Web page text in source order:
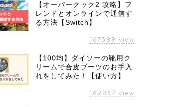
【オーバークック2 攻略】フ
レンドとオンラインで通信す
る方法【Switch】
167389 view
【100均】ダイソーの靴用ク
リームで合皮ブーツのお手入
れをしてみた！【使い方】
162837 view